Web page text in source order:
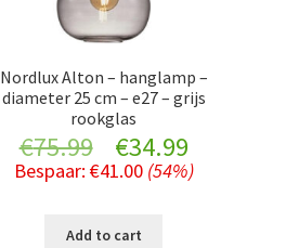
Nordlux Alton – hanglamp –
diameter 25 cm – e27 – grijs
rookglas
€75.99
Original
price
was:
€34.99Current
price
Bespaar: €41.00 (54%)
Add to cart